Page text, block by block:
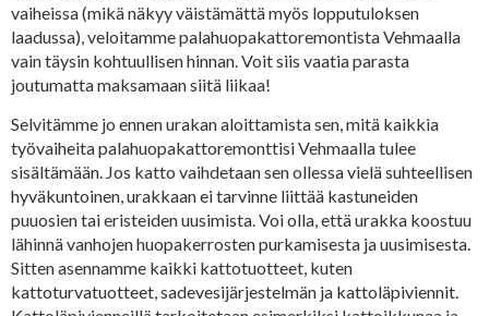
vaiheissa (mikä näkyy väistämättä myös lopputuloksen
laadussa), veloitamme palahuopakattoremontista Vehmaalla
vain täysin kohtuullisen hinnan. Voit siis vaatia parasta
joutumatta maksamaan siitä liikaa!
Selvitämme jo ennen urakan aloittamista sen, mitä kaikkia
työvaiheita palahuopakattoremonttisi Vehmaalla tulee
sisältämään. Jos katto vaihdetaan sen ollessa vielä suhteellisen
hyväkuntoinen, urakkaan ei tarvinne liittää kastuneiden
puuosien tai eristeiden uusimista. Voi olla, että urakka koostuu
lähinnä vanhojen huopakerrosten purkamisesta ja uusimisesta.
Sitten asennamme kaikki kattotuotteet, kuten
kattoturvatuotteet, sadevesijärjestelmän ja kattoläpiviennit.